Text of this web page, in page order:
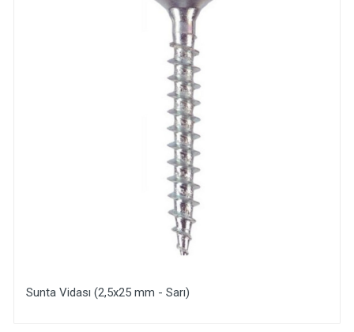
Sunta Vidası (2,5x25 mm - Sarı)